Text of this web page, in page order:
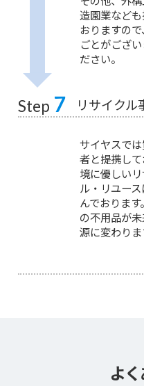
造園業など
おりますので
ごとがござ
ださい。
Step 7 リサイクル
サイヤスで
者と提携し
境に優しい
ル・リユー
んでおりま
の不用品が
源に変わりま
よ